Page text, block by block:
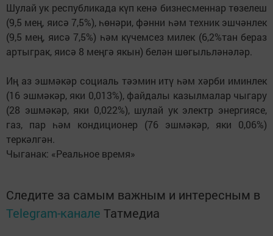
Шулай ук республикада күп кенә бизнесменнар төзелеш
(9,5 мең, яисә 7,5%), һөнәри, фәнни һәм техник эшчәнлек
(9,5 мең, яисә 7,5%) һәм күчемсез милек (6,2%тан бераз
артыграк, яисә 8 меңгә якын) белән шөгыльләнәләр.
Иң аз эшмәкәр социаль тәэмин итү һәм хәрби иминлек
(16 эшмәкәр, яки 0,013%), файдалы казылмалар чыгару
(28 эшмәкәр, яки 0,022%), шулай ук электр энергиясе,
газ, пар һәм кондиционер (76 эшмәкәр, яки 0,06%)
теркәлгән.
Чыганак: «Реальное время»
Следите за самым важным и интересным в
Telegram-канале Татмедиа